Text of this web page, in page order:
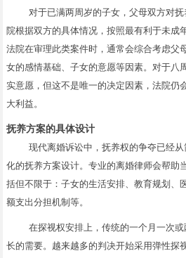
对于已满两周岁的子女，父母双方对
院根据双方的具体情况，按照最有利于未成
法院在审理此类案件时，通常会综合考虑父
女的感情基础、子女的意愿等因素。对于八
实意愿，但这不是唯一的决定因素，法院仍
大利益。
抚养方案的具体设计
现代离婚诉讼中，抚养权的争夺已经
化的抚养方案设计。专业的离婚律师会帮助
括但不限于：子女的生活安排、教育规划、
额支出分担机制等。
在探视权安排上，传统的一个月一次
长的需要。越来越多的判决开始采用弹性探